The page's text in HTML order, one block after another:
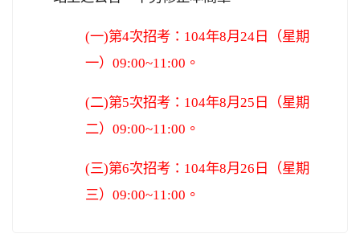
(一)第4次招考： 104年8月 24 日（星期
一） 09:00~11:00 。
(二)第5次招考： 104年8月 25 日（星期
二） 09:00~11:00 。
(三)第6次招考： 104年8月 26 日（星期
三） 09:00~11:00 。